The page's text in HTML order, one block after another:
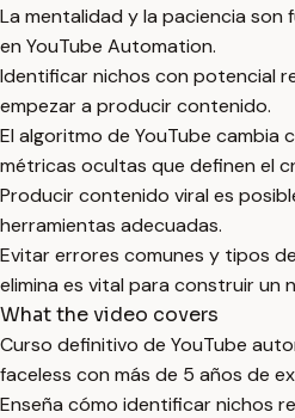
La mentalidad y la paciencia son
en YouTube Automation.
Identificar nichos con potencial
empezar a producir contenido.
El algoritmo de YouTube
métricas ocultas que definen el
Producir contenido viral es
herramientas adecuadas.
Evitar errores comunes y tipos
elimina es vital para construir un
What the video covers
Curso definitivo de YouTube
faceless con más de 5 años de
Enseña cómo identificar nichos